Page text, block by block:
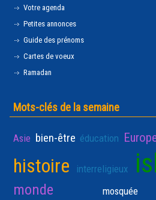
Votre agenda
Petites annonces
Guide des prénoms
Cartes de voeux
Ramadan
Mots-clés de la semaine
Asie bien-être éducation
histoire interreligieux
monde mosquée